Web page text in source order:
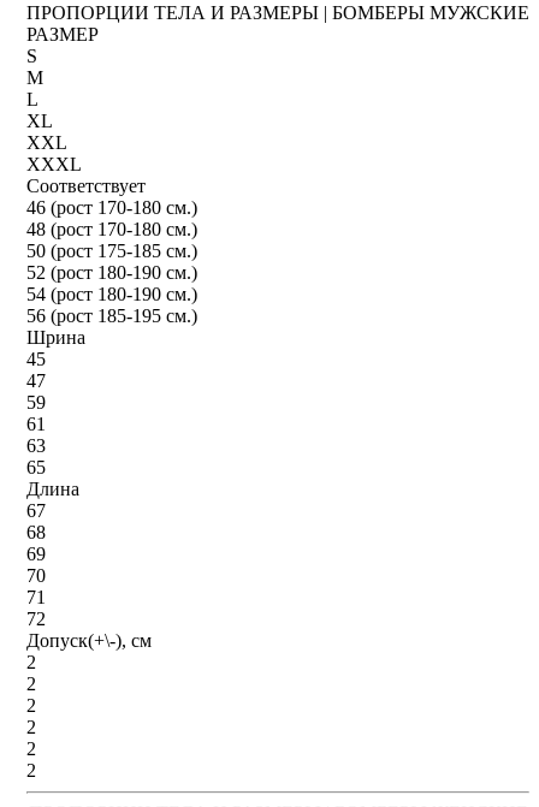
ПРОПОРЦИИ ТЕЛА И РАЗМЕРЫ | БОМБЕРЫ МУЖСКИЕ
РАЗМЕР
S
M
L
XL
XXL
XXXL
Соответствует
46 (рост 170-180 см.)
48 (рост 170-180 см.)
50 (рост 175-185 см.)
52 (рост 180-190 см.)
54 (рост 180-190 см.)
56 (рост 185-195 см.)
Шрина
45
47
59
61
63
65
Длина
67
68
69
70
71
72
Допуск(+\-), см
2
2
2
2
2
2